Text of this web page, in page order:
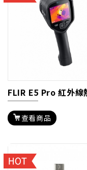
FLIR E5 Pro 紅外線
查看商品